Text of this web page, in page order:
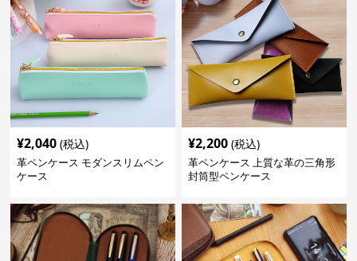
¥2,040 (税込)
革ペンケース モダンスリムペン
ケース
¥2,200 (税込)
革ペンケース 上質な革の三角形
封筒型ペンケース